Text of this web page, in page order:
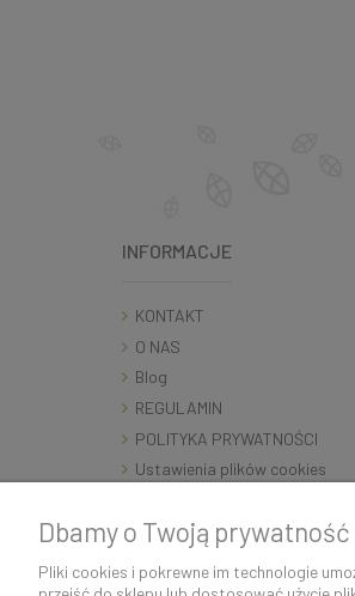
INFORMACJE
KONTAKT
O NAS
Blog
REGULAMIN
POLITYKA PRYWATNOŚCI
Ustawienia plików cookies
Dbamy o Twoją prywatność
Pliki cookies i pokrewne im technologie